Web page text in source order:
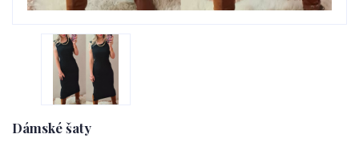
Dámské šaty